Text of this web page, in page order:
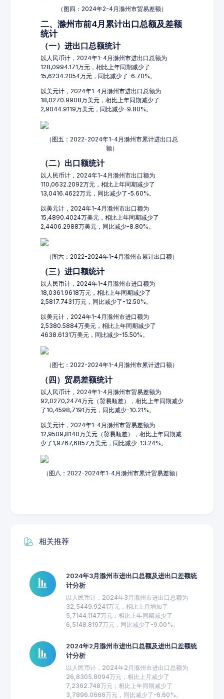
（图四：2024年2-4月滁州市贸易差额）
二、滁州市前4月累计出口总额及差额
统计
（一）进出口总额统计
以人民币计，2024年1-4月滁州市进出口总额为
128,0994.171万元，相比上年同期减少了
15,6234.2054万元，同比减少了-6.70%。
以美元计，2024年1-4月滁州市进出口总额为
18,0270.9908万美元，相比上年同期减少了
2,9044.9119万美元，同比减少-9.80%。
（图五：2022-2024年1-4月滁州市累计进出口总
额）
（二）出口额统计
以人民币计，2024年1-4月滁州市出口额为
110,0632.2092万元，相比上年同期减少了
13,0416.4622万元，同比减少了-5.60%。
以美元计，2024年1-4月滁州市出口额为
15,4890.4024万美元，相比上年同期减少了
2,4406.2988万美元，同比减少-8.80%。
（图六：2022-2024年1-4月滁州市累计出口额）
（三）进口额统计
以人民币计，2024年1-4月滁州市进口额为
18,0361.9618万元，相比上年同期减少了
2,5817.7431万元，同比减少了-12.50%。
以美元计，2024年1-4月滁州市进口额为
2,5380.5884万美元，相比上年同期减少了
4638.6131万美元，同比减少-15.50%。
（图七：2022-2024年1-4月滁州市累计进口额）
（四）贸易差额统计
以人民币计，2024年1-4月滁州市贸易差额为
92,0270,2474万元（贸易顺差），相比上年同期减少
了10,4598,7191万元，同比减少-10.21%。
以美元计，2024年1-4月滁州市贸易差额为
12,9509,8140万美元（贸易顺差），相比上年同期减
少了1,9767,6857万美元，同比减少-13.24%。
（图八：2022-2024年1-4月滁州市累计贸易差额）
相关推荐
2024年3月滁州市进出口总额及进出口差额统
计分析
以人民币计，2024年3月滁州市进出口总额为
32,5449.9241万元，相比上月增加了
5,7144.1147万元；相比上年同期减少了
6,5148.8197万元，同比减少了-9.00%。
2024年2月滁州市进出口总额及进出口差额统
计分析
以人民币计，2024年2月滁州市进出口总额为
26,8305.8094万元，相比上月减少了
7,2362.748万元；相比上年同期减少了
3,7896.0666万元，同比减少了-6.60%。